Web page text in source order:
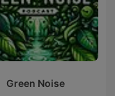
Green Noise